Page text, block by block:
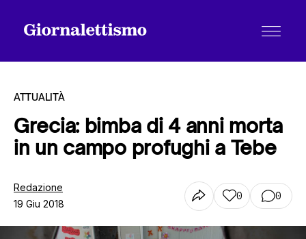
Tutti gli articoli
Chi siamo
ATTUALITÀ
Grecia: bimba di 4 anni morta
in un campo profughi a Tebe
Redazione
19 Giu 2018
0 0